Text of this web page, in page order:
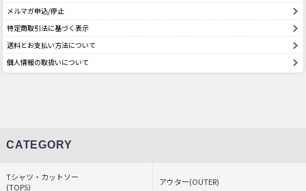
メルマガ申込/停止
特定商取引法に基づく表示
送料とお支払い方法について
個人情報の取扱いについて
CATEGORY
Tシャツ・カットソー
(TOPS)
アウター(OUTER)